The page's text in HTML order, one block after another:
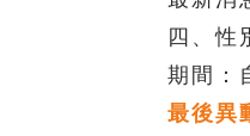
四、性
期間：
最後異